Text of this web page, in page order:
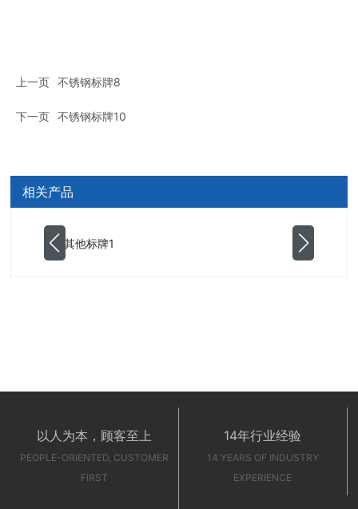
上一页 不锈钢标牌8
下一页 不锈钢标牌10
相关产品
以人为本，顾客至上
PEOPLE-ORIENTED, CUSTOMER
FIRST
14年行业经验
14 YEARS OF INDUSTRY
EXPERIENCE